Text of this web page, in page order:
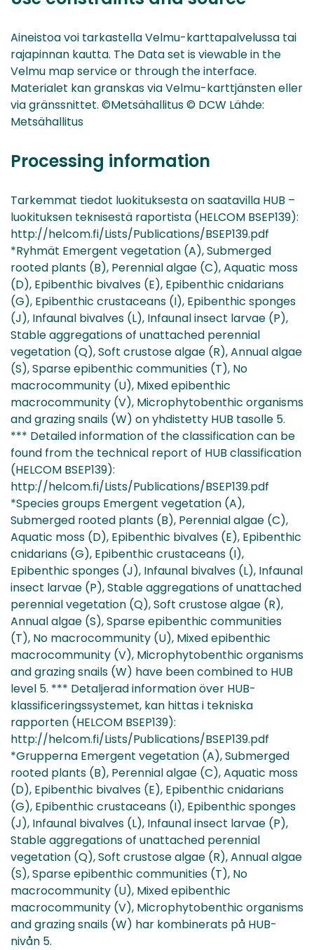
Aineistoa voi tarkastella Velmu-karttapalvelussa tai
rajapinnan kautta. The Data set is viewable in the
Velmu map service or through the interface.
Materialet kan granskas via Velmu-karttjänsten eller
via gränssnittet. ©Metsähallitus © DCW Lähde:
Metsähallitus
Processing information
Tarkemmat tiedot luokituksesta on saatavilla HUB –
luokituksen teknisestä raportista (HELCOM BSEP139):
http://helcom.fi/Lists/Publications/BSEP139.pdf
*Ryhmät Emergent vegetation (A), Submerged
rooted plants (B), Perennial algae (C), Aquatic moss
(D), Epibenthic bivalves (E), Epibenthic cnidarians
(G), Epibenthic crustaceans (I), Epibenthic sponges
(J), Infaunal bivalves (L), Infaunal insect larvae (P),
Stable aggregations of unattached perennial
vegetation (Q), Soft crustose algae (R), Annual algae
(S), Sparse epibenthic communities (T), No
macrocommunity (U), Mixed epibenthic
macrocommunity (V), Microphytobenthic organisms
and grazing snails (W) on yhdistetty HUB tasolle 5.
*** Detailed information of the classification can be
found from the technical report of HUB classification
(HELCOM BSEP139):
http://helcom.fi/Lists/Publications/BSEP139.pdf
*Species groups Emergent vegetation (A),
Submerged rooted plants (B), Perennial algae (C),
Aquatic moss (D), Epibenthic bivalves (E), Epibenthic
cnidarians (G), Epibenthic crustaceans (I),
Epibenthic sponges (J), Infaunal bivalves (L), Infaunal
insect larvae (P), Stable aggregations of unattached
perennial vegetation (Q), Soft crustose algae (R),
Annual algae (S), Sparse epibenthic communities
(T), No macrocommunity (U), Mixed epibenthic
macrocommunity (V), Microphytobenthic organisms
and grazing snails (W) have been combined to HUB
level 5. *** Detaljerad information över HUB-
klassificeringssystemet, kan hittas i tekniska
rapporten (HELCOM BSEP139):
http://helcom.fi/Lists/Publications/BSEP139.pdf
*Grupperna Emergent vegetation (A), Submerged
rooted plants (B), Perennial algae (C), Aquatic moss
(D), Epibenthic bivalves (E), Epibenthic cnidarians
(G), Epibenthic crustaceans (I), Epibenthic sponges
(J), Infaunal bivalves (L), Infaunal insect larvae (P),
Stable aggregations of unattached perennial
vegetation (Q), Soft crustose algae (R), Annual algae
(S), Sparse epibenthic communities (T), No
macrocommunity (U), Mixed epibenthic
macrocommunity (V), Microphytobenthic organisms
and grazing snails (W) har kombinerats på HUB-
nivån 5.